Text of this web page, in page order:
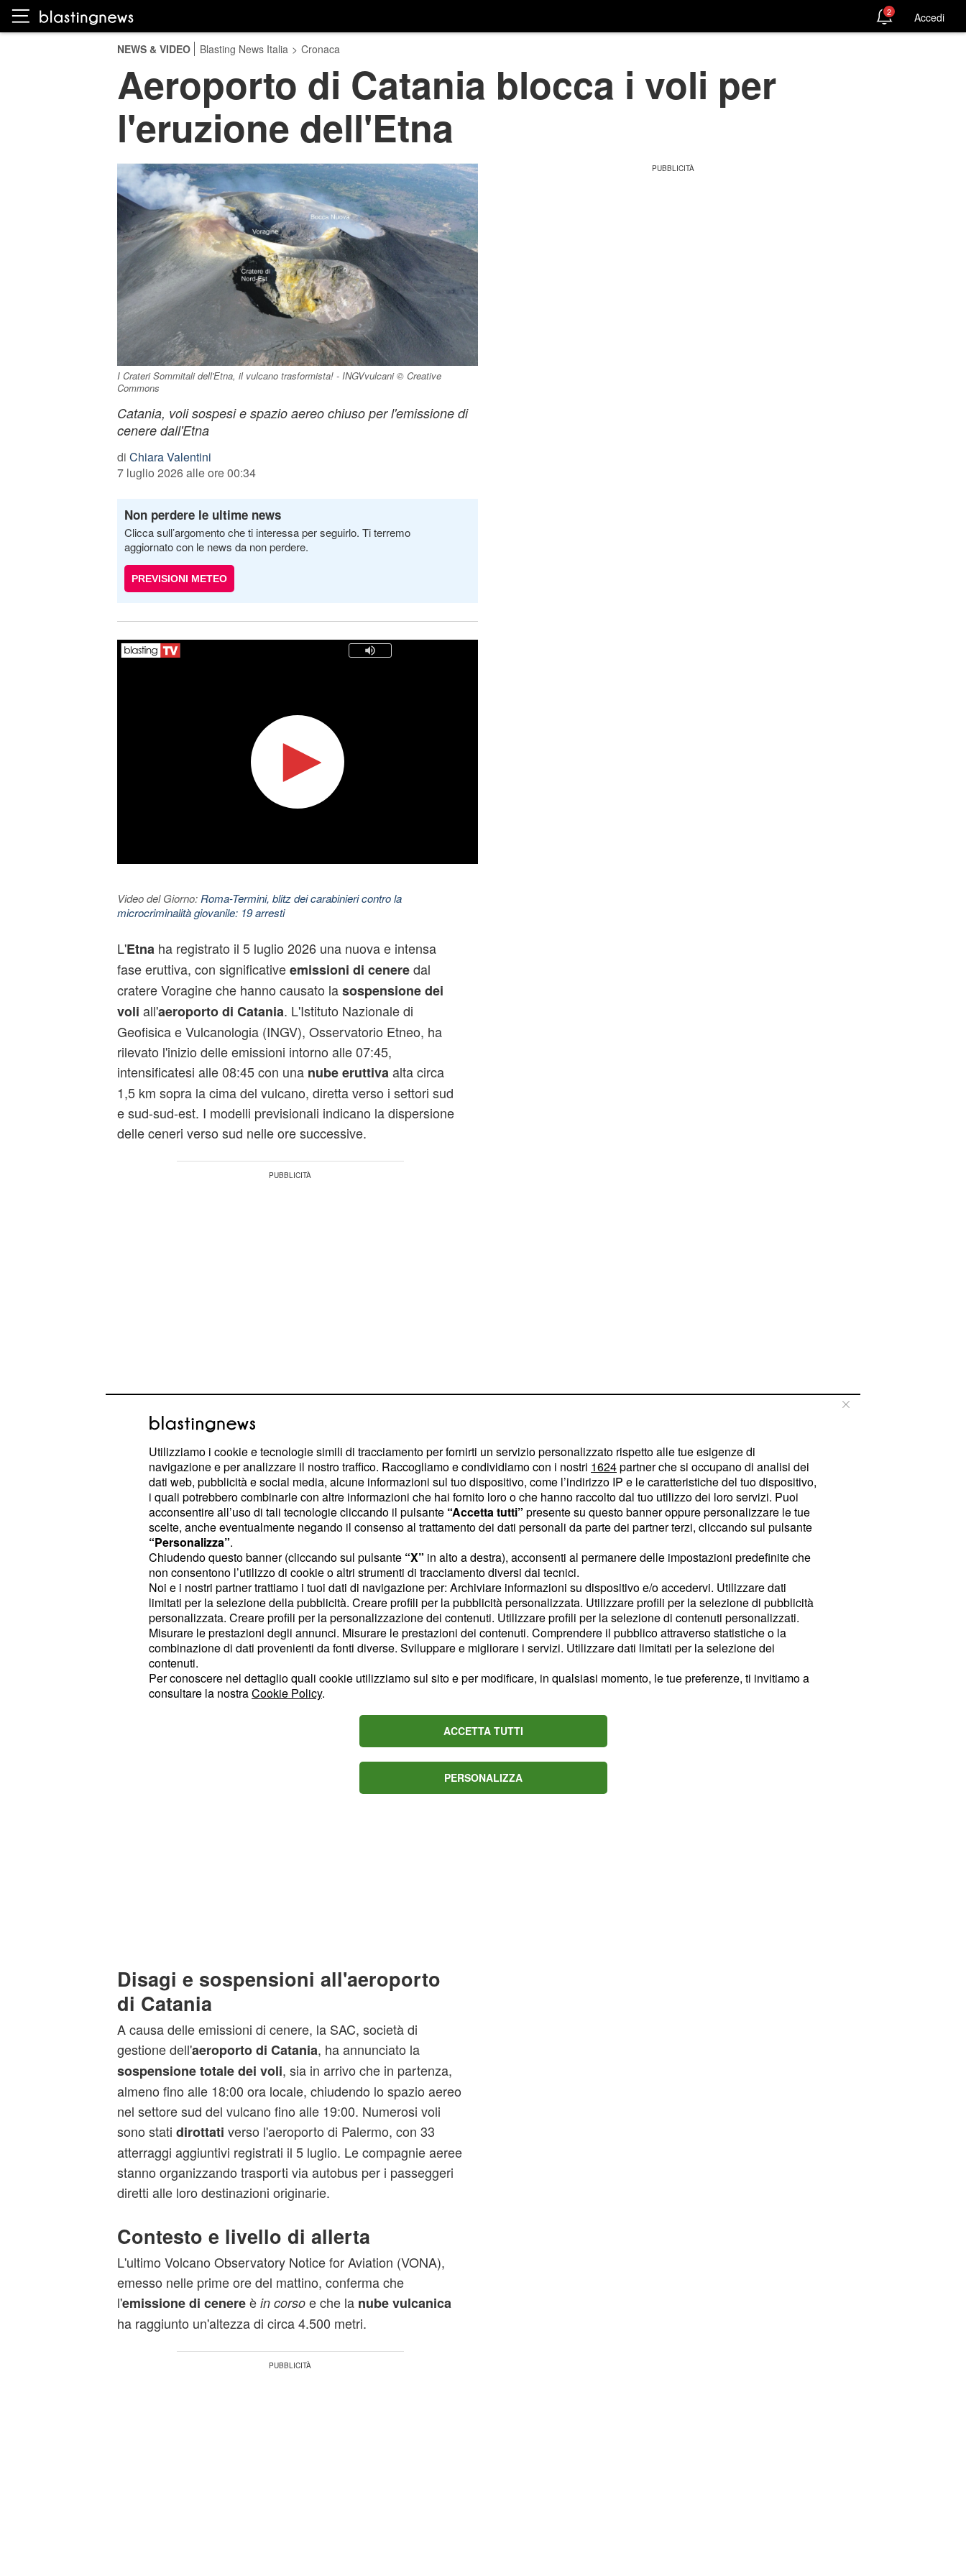
2 Accedi
NEWS & VIDEO Blasting News Italia > Cronaca
Aeroporto di Catania blocca i voli per
l'eruzione dell'Etna
I Crateri Sommitali dell'Etna, il vulcano trasformista! - INGVvulcani © Creative
Commons
Catania, voli sospesi e spazio aereo chiuso per l'emissione di
cenere dall'Etna
di Chiara Valentini
7 luglio 2026 alle ore 00:34
Non perdere le ultime news
Clicca sull’argomento che ti interessa per seguirlo. Ti terremo
aggiornato con le news da non perdere.
PREVISIONI METEO
Video del Giorno: Roma-Termini, blitz dei carabinieri contro la
microcriminalità giovanile: 19 arresti
L'Etna ha registrato il 5 luglio 2026 una nuova e intensa
fase eruttiva, con significativeemissioni di ceneredal
cratere Voragine che hanno causato lasospensione dei
voli all'aeroporto di Catania. L'Istituto Nazionale di
Geofisica e Vulcanologia (INGV), Osservatorio Etneo, ha
rilevato l'inizio delle emissioni intorno alle 07:45,
intensificatesi alle 08:45 con una nube eruttiva alta circa
1,5 km sopra la cima del vulcano, diretta verso i settori sud
e sud-sud-est. I modelli previsionali indicano la dispersione
delle ceneri verso sud nelle ore successive.
L'evoluzione dell'attività vulcanica
Nei giorni precedenti, l'area aveva già mostratoattività
stromboliana. L'attività effusiva, iniziata il 26 giugno da una
bocca a 3.030 metri s.l.m., si era gradualmente esaurita il 4
luglio. Un secondo flusso lavico, di circa cento metri, si era
formato tra il 2 e il 3 luglio, arrestandosi la mattina del 3. Il
tremore vulcanico ha mantenuto valori alti, con una
tendenza al rialzo e forti fluttuazioni, culminando alle 08:30.
Il centroide del tremore permane nell'area del cratere
Voragine, a circa 3.000 metri s.l.m. L'attività infrasonica,
sebbene generalmente bassa, ha registrato recenti periodi
di forte intensità. Debole attività è stata osservata anche al
Cratere di Nord-Est; le reti di monitoraggio delle
deformazioni non hanno rilevato variazioni significative.
Disagi e sospensioni all'aeroporto
di Catania
A causa delle emissioni di cenere, la SAC, società di
gestione dell'aeroporto di Catania, ha annunciato la
sospensione totale dei voli, sia in arrivo che in partenza,
almeno fino alle 18:00 ora locale, chiudendo lo spazio aereo
nel settore sud del vulcano fino alle 19:00. Numerosi voli
sono stati dirottati verso l'aeroporto di Palermo, con 33
atterraggi aggiuntivi registrati il 5 luglio. Le compagnie aeree
stanno organizzando trasporti via autobus per i passeggeri
diretti alle loro destinazioni originarie.
Contesto e livello di allerta
L'ultimo Volcano Observatory Notice for Aviation (VONA),
emesso nelle prime ore del mattino, conferma che
l'emissione di cenereè in corsoe che la nube vulcanica
ha raggiunto un'altezza di circa 4.500 metri.
Utilizziamo i cookie e tecnologie simili di tracciamento per fornirti un servizio personalizzato rispetto alle tue esigenze di
navigazione e per analizzare il nostro traffico. Raccogliamo e condividiamo con i nostri 1624partner che si occupano di analisi dei
dati web, pubblicità e social media, alcune informazioni sul tuo dispositivo, come l’indirizzo IP e le caratteristiche del tuo dispositivo,
i quali potrebbero combinarle con altre informazioni che hai fornito loro o che hanno raccolto dal tuo utilizzo dei loro servizi. Puoi
acconsentire all’uso di tali tecnologie cliccando il pulsante “Accetta tutti” presente su questo banner oppure personalizzare le tue
scelte, anche eventualmente negando il consenso al trattamento dei dati personali da parte dei partner terzi, cliccando sul pulsante
“Personalizza”.
Chiudendo questo banner (cliccando sul pulsante “X” in alto a destra), acconsenti al permanere delle impostazioni predefinite che
non consentono l’utilizzo di cookie o altri strumenti di tracciamento diversi dai tecnici.
Noi e i nostri partner trattiamo i tuoi dati di navigazione per: Archiviare informazioni su dispositivo e/o accedervi. Utilizzare dati
limitati per la selezione della pubblicità. Creare profili per la pubblicità personalizzata. Utilizzare profili per la selezione di pubblicità
personalizzata. Creare profili per la personalizzazione dei contenuti. Utilizzare profili per la selezione di contenuti personalizzati.
Misurare le prestazioni degli annunci. Misurare le prestazioni dei contenuti. Comprendere il pubblico attraverso statistiche o la
combinazione di dati provenienti da fonti diverse. Sviluppare e migliorare i servizi. Utilizzare dati limitati per la selezione dei
contenuti.
Per conoscere nel dettaglio quali cookie utilizziamo sul sito e per modificare, in qualsiasi momento, le tue preferenze, ti invitiamo a
consultare la nostraCookie Policy.
ACCETTA TUTTI
PERSONALIZZA